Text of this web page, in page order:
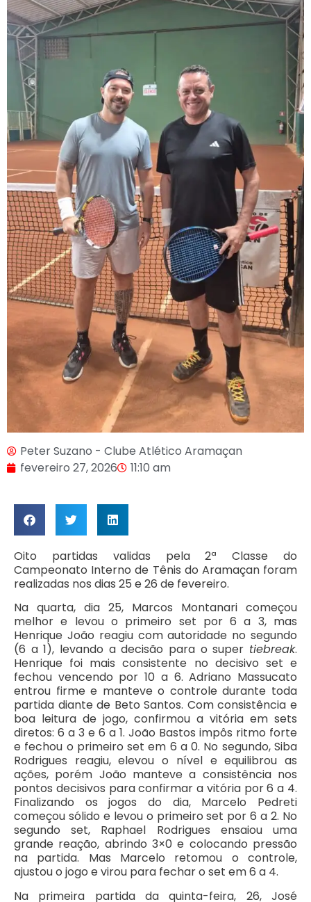
Peter Suzano - Clube Atlético Aramaçan
fevereiro 27, 2026
11:10 am
Oito partidas validas pela 2ª Classe do
Campeonato Interno de Tênis do Aramaçan foram
realizadas nos dias 25 e 26 de fevereiro.
Na quarta, dia 25, Marcos Montanari começou
melhor e levou o primeiro set por 6 a 3, mas
Henrique João reagiu com autoridade no segundo
(6 a 1), levando a decisão para o super tiebreak.
Henrique foi mais consistente no decisivo set e
fechou vencendo por 10 a 6. Adriano Massucato
entrou firme e manteve o controle durante toda
partida diante de Beto Santos. Com consistência e
boa leitura de jogo, confirmou a vitória em sets
diretos: 6 a 3 e 6 a 1. João Bastos impôs ritmo forte
e fechou o primeiro set em 6 a 0. No segundo, Siba
Rodrigues reagiu, elevou o nível e equilibrou as
ações, porém João manteve a consistência nos
pontos decisivos para confirmar a vitória por 6 a 4.
Finalizando os jogos do dia, Marcelo Pedreti
começou sólido e levou o primeiro set por 6 a 2. No
segundo set, Raphael Rodrigues ensaiou uma
grande reação, abrindo 3×0 e colocando pressão
na partida. Mas Marcelo retomou o controle,
ajustou o jogo e virou para fechar o set em 6 a 4.
Na primeira partida da quinta-feira, 26, José